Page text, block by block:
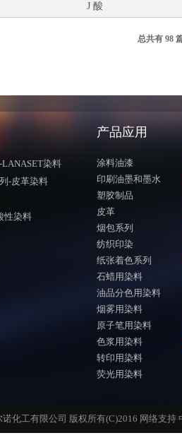
J 酸
总共有 98
染料
-皮革染料
性染料
产品应用
涂料油漆
印刷油墨和墨水
塑胶制品
皮革
烟包系列
纺织印染
纸张着色系列
石蜡用染料
油品分色用染料
烟雾用染料
原子笔用染料
色浆用染料
转印用染料
荧光用染料
化工有限公司 版权所有(C)2016 网络支持